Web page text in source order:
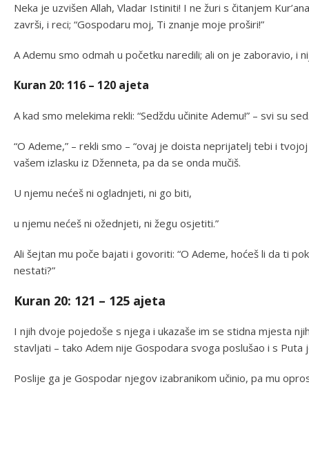
Neka je uzvišen Allah, Vladar Istiniti! I ne žuri s čitanjem
završi, i reci; “Gospodaru moj, Ti znanje moje proširi!”
A Ademu smo odmah u početku naredili; ali on je zaboravio, i
Kuran 20: 116 – 120 ajeta
A kad smo melekima rekli: “Sedždu učinite Ademu!” – svi su
“O Ademe,” – rekli smo – “ovaj je doista neprijatelj tebi i
vašem izlasku iz Dženneta, pa da se onda mučiš.
U njemu nećeš ni ogladnjeti, ni go biti,
u njemu nećeš ni ožednjeti, ni žegu osjetiti.”
Ali šejtan mu poče bajati i govoriti: “O Ademe, hoćeš li da ti
nestati?”
Kuran 20: 121 – 125 ajeta
I njih dvoje pojedoše s njega i ukazaše im se stidna mjesta
stavljati – tako Adem nije Gospodara svoga poslušao i s Puta
Poslije ga je Gospodar njegov izabranikom učinio, pa mu